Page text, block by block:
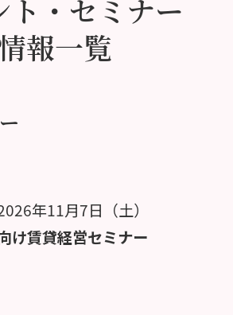
ト・セミナー
報一覧
年11月7日（土）
け賃貸経営セミナー